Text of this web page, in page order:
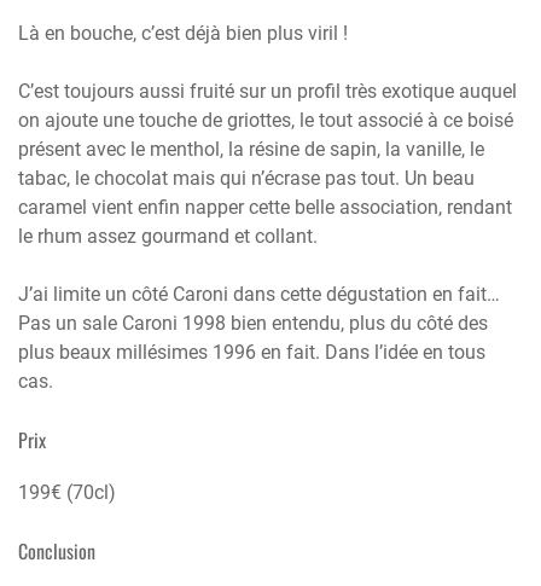
Là en bouche, c’est déjà bien plus viril !
C’est toujours aussi fruité sur un profil très exotique auquel
on ajoute une touche de griottes, le tout associé à ce boisé
présent avec le menthol, la résine de sapin, la vanille, le
tabac, le chocolat mais qui n’écrase pas tout. Un beau
caramel vient enfin napper cette belle association, rendant
le rhum assez gourmand et collant.
J’ai limite un côté Caroni dans cette dégustation en fait…
Pas un sale Caroni 1998 bien entendu, plus du côté des
plus beaux millésimes 1996 en fait. Dans l’idée en tous
cas.
Prix
199€ (70cl)
Conclusion